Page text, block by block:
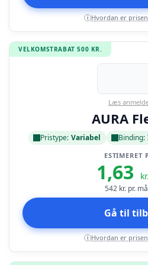
i Hvordan er
VELKOMSTRABAT 500 KR.
Læs
AURA
Pristype: Variabel Binding:
ESTIMERET
1,63
542 kr. pr.
Gå til
i Hvordan er